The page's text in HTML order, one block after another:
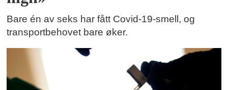
Bare én av seks har fått Covid-19-smell, og
transportbehovet bare øker.